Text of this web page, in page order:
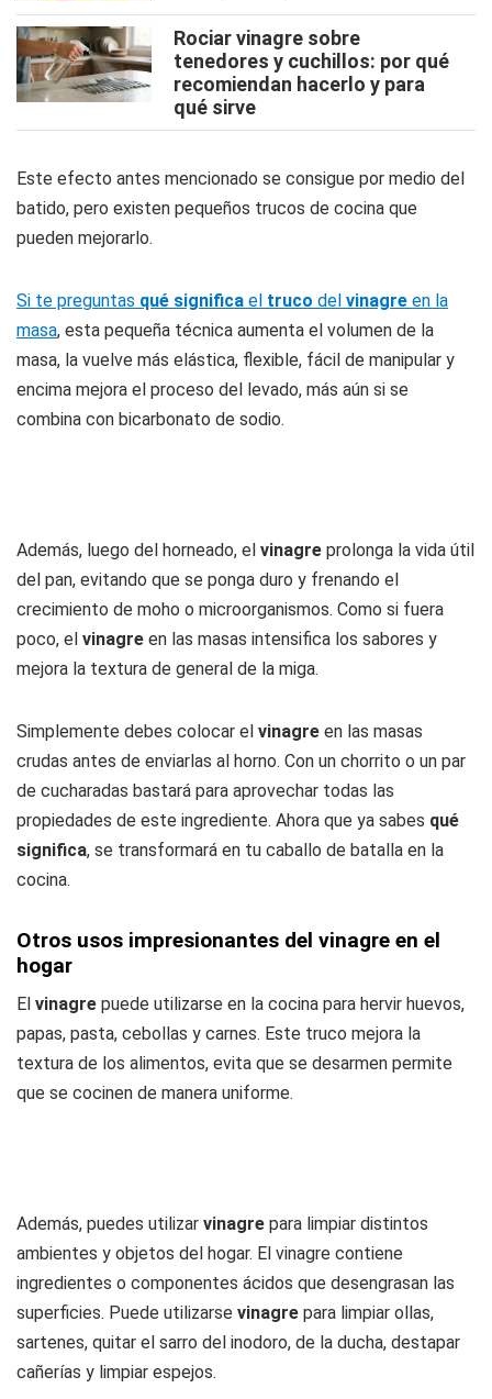
Rociar vinagre sobre
tenedores y cuchillos: por qué
recomiendan hacerlo y para
qué sirve
Este efecto antes mencionado se consigue por medio del
batido, pero existen pequeños trucos de cocina que
pueden mejorarlo.
Si te preguntas qué significa el truco del vinagre en la
masa, esta pequeña técnica aumenta el volumen de la
masa, la vuelve más elástica, flexible, fácil de manipular y
encima mejora el proceso del levado, más aún si se
combina con bicarbonato de sodio.
Además, luego del horneado, el vinagre prolonga la vida útil
del pan, evitando que se ponga duro y frenando el
crecimiento de moho o microorganismos. Como si fuera
poco, el vinagre en las masas intensifica los sabores y
mejora la textura de general de la miga.
Simplemente debes colocar el vinagre en las masas
crudas antes de enviarlas al horno. Con un chorrito o un par
de cucharadas bastará para aprovechar todas las
propiedades de este ingrediente. Ahora que ya sabes qué
significa, se transformará en tu caballo de batalla en la
cocina.
Otros usos impresionantes del vinagre en el
hogar
El vinagre puede utilizarse en la cocina para hervir huevos,
papas, pasta, cebollas y carnes. Este truco mejora la
textura de los alimentos, evita que se desarmen permite
que se cocinen de manera uniforme.
Además, puedes utilizar vinagre para limpiar distintos
ambientes y objetos del hogar. El vinagre contiene
ingredientes o componentes ácidos que desengrasan las
superficies. Puede utilizarse vinagre para limpiar ollas,
sartenes, quitar el sarro del inodoro, de la ducha, destapar
cañerías y limpiar espejos.